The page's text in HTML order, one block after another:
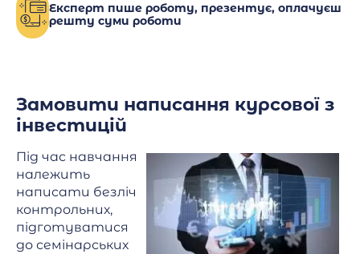
Експерт пише роботу, презентує, оплачуєш
решту суми роботи
Замовити написання курсової з
інвестицій
Під час навчання
належить
написати безліч
контрольних,
підготуватися
до семінарських